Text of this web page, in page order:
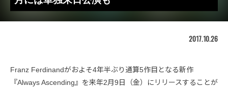
2017.10.26
Franz Ferdinandがおよそ4年半ぶり通算5作目となる新作
『Always Ascending』を来年2月9日（金）にリリースすることが